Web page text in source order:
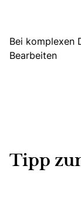
Bei komplexen
Bearbeiten
Tipp